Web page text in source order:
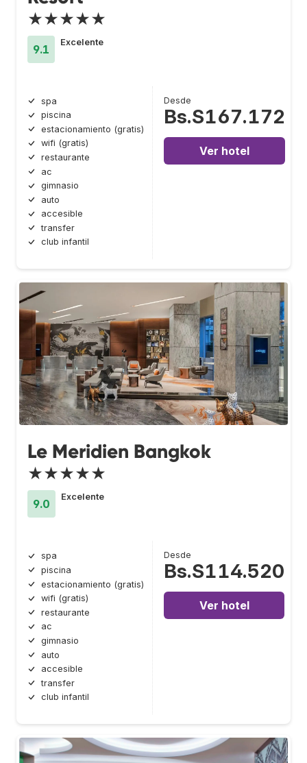
★★★★★
9.1
Excelente
spa
piscina
estacionamiento (gratis)
wifi (gratis)
restaurante
ac
gimnasio
auto
accesible
transfer
club infantil
Desde
Bs.S167.172
Ver hotel
Le Meridien Bangkok
★★★★★
9.0
Excelente
spa
piscina
estacionamiento (gratis)
wifi (gratis)
restaurante
ac
gimnasio
auto
accesible
transfer
club infantil
Desde
Bs.S114.520
Ver hotel